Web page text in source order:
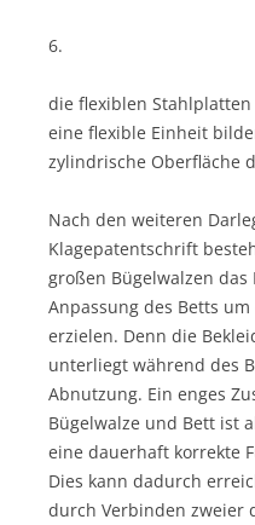
6.
die flexiblen
eine flexible Einheit
zylindrische Oberfläche
Nach den weiteren
Klagepatentschrift
großen Bügelwalzen das
Anpassung des Betts
erzielen. Denn die
unterliegt während des
Abnutzung. Ein enges
Bügelwalze und Bett ist
eine dauerhaft korrekte
Dies kann dadurch
durch Verbinden zweier